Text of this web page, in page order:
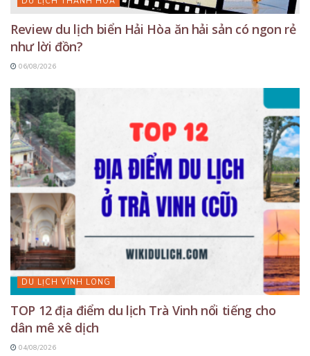
Review du lịch biển Hải Hòa ăn hải sản có ngon rẻ
như lời đồn?
06/08/2026
DU LỊCH VĨNH LONG
TOP 12 địa điểm du lịch Trà Vinh nổi tiếng cho
dân mê xê dịch
04/08/2026